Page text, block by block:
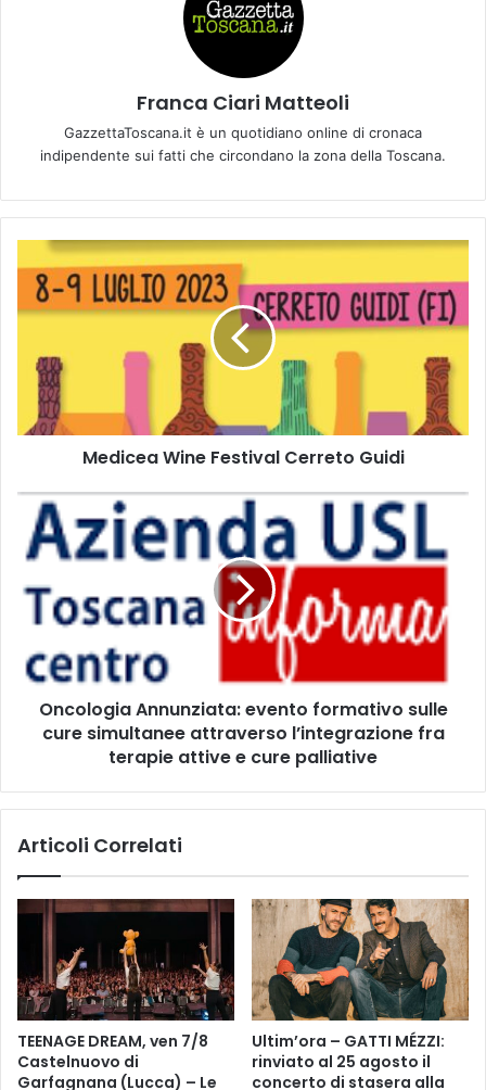
Franca Ciari Matteoli
GazzettaToscana.it è un quotidiano online di cronaca
indipendente sui fatti che circondano la zona della Toscana.
e
i
i
F
C
t
G
d
Medicea Wine Festival Cerreto Guidi
n
i
a
v
e
n
t
o
Oncologia Annunziata: evento formativo sulle
cure simultanee attraverso l’integrazione fra
terapie attive e cure palliative
Articoli Correlati
TEENAGE DREAM, ven 7/8
Castelnuovo di
Garfagnana (Lucca) – Le
Ultim’ora – GATTI MÉZZI:
rinviato al 25 agosto il
concerto di stasera alla